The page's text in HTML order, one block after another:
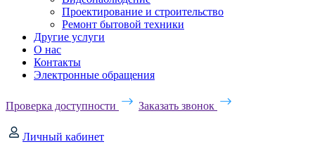
Проектирование и строительство
Ремонт бытовой техники
Другие услуги
О нас
Контакты
Электронные обращения
Проверка доступности Заказать звонок
Личный кабинет